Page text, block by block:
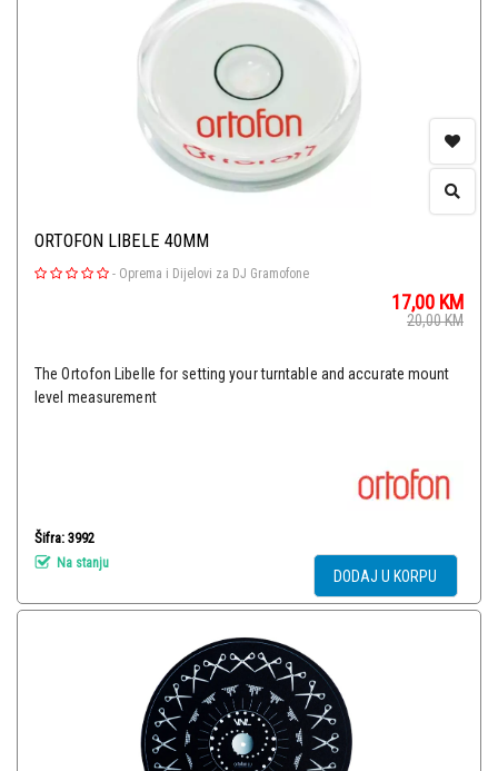
ORTOFON LIBELE 40MM
- Oprema i Dijelovi za DJ Gramofone
17,00 KM
20,00KM
The Ortofon Libelle for setting your turntable and accurate mount
level measurement
Šifra: 3992
Na stanju
DODAJ U KORPU